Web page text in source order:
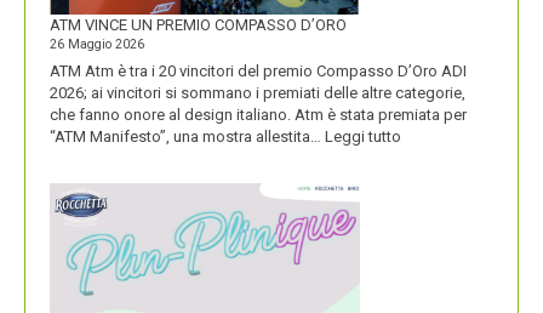
FORTE
ATM VINCE UN PREMIO COMPASSO D’ORO
26 Maggio 2026
ATM Atm è tra i 20 vincitori del premio Compasso D’Oro ADI
2026; ai vincitori si sommano i premiati delle altre categorie,
che fanno onore al design italiano. Atm è stata premiata per
“ATM Manifesto”, una mostra allestita… Leggi tutto